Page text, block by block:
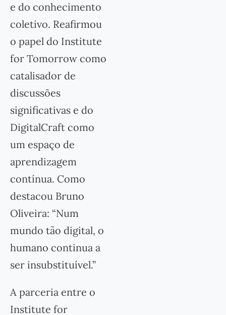
e do conhecimento
coletivo. Reafirmou
o papel do Institute
for Tomorrow como
catalisador de
discussões
significativas e do
DigitalCraft como
um espaço de
aprendizagem
contínua. Como
destacou Bruno
Oliveira: “Num
mundo tão digital, o
humano continua a
ser insubstituível.”
A parceria entre o
Institute for